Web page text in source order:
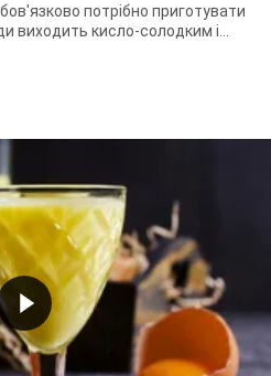
потрібно приготувати
виходить кисло-солодким і
...